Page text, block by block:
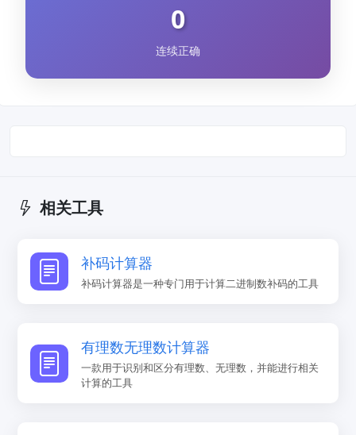
0
连续正确
相关工具
补码计算器
补码计算器是一种专门用于计算二进制数补码的工具
有理数无理数计算器
一款用于识别和区分有理数、无理数，并能进行相关
计算的工具